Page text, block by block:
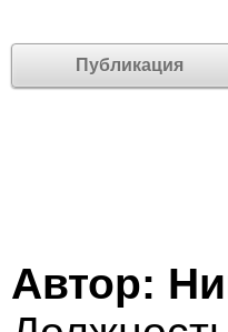
Публикация
Автор: